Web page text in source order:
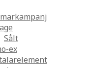
Sålt
ex